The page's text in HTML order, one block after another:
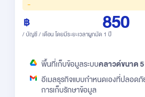
-
850
/ บัญชี / เดือน โดยมีระยะเวลาผูกมัด 1 ปี
พื้นที่เก็บข้อมูลระบบคลาวด์ขนาด
อีเมลธุรกิจแบบกำหนดเองที่ปลอด
การเก็บรักษาข้อมูล